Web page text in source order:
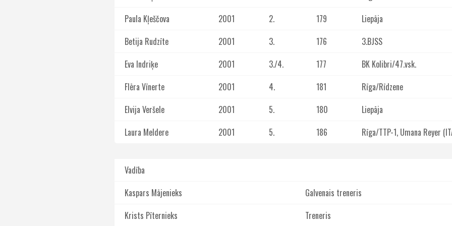
Paula Kļeščova
2001 2. 179 Liepāja
Betija Rudzīte
2001 3. 176
3.BJSS
Eva Indriķe
2001 3./4. 177
BK Kolibri/47.vsk.
Flēra Vīnerte
2001 4. 181 Rīga/Rīdzene
Elvija Veršele
2001 5. 180
Liepāja
Laura Meldere
2001 5. 186 Rīga/TTP-1, Umana Reyer
Vadība
Kaspars Mājenieks
Galvenais treneris
Krists Pīternieks
Treneris